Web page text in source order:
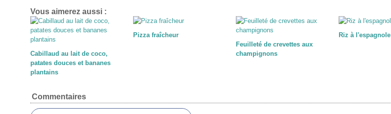
Vous aimerez aussi :
Cabillaud au lait de coco,
patates douces et bananes
plantains
Pizza fraîcheur
Feuilleté de crevettes aux
champignons
Riz à l'espagnole
Commentaires